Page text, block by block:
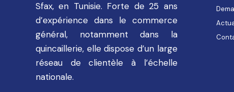
Sfax, en Tunisie. Forte de 25 ans
d’expérience dans le commerce
général, notamment dans la
quincaillerie, elle dispose d’un large
réseau de clientèle à l’échelle
nationale.